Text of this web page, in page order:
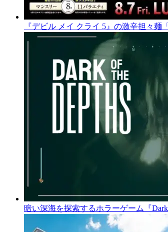
『デビル メイ クライ 5』の激辛担々
暗い深海を探索するホラーゲーム『